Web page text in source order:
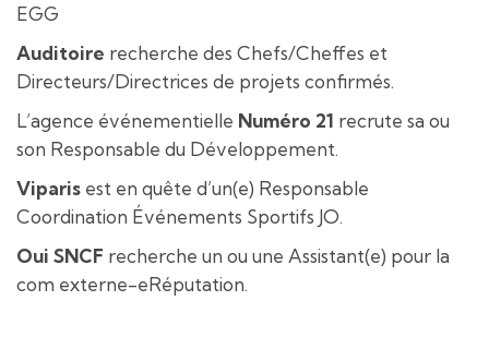
EGG
Auditoire recherche des Chefs/Cheffes et
Directeurs/Directrices de projets confirmés.
L’agence événementielle Numéro 21 recrute sa ou
son Responsable du Développement.
Viparis est en quête d’un(e) Responsable
Coordination Événements Sportifs JO.
Oui SNCF recherche un ou une Assistant(e) pour la
com externe-eRéputation.